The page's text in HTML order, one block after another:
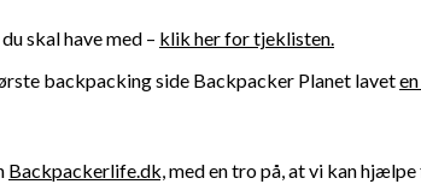
skal have med – klik her for tjeklisten.
backpacking side Backpacker Planet lavet
Backpackerlife.dk,med en tro på, at vi kan